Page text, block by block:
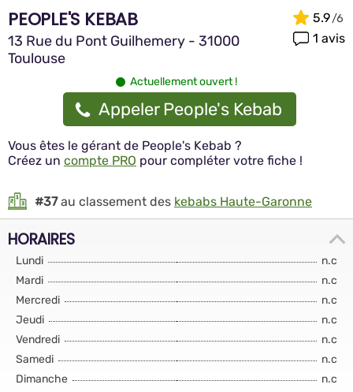
PEOPLE'S KEBAB
13 Rue du Pont Guilhemery - 31000
Toulouse
5.9
1 avis
Actuellement ouvert !
Appeler People's Kebab
Vous êtes le gérant de People's Kebab ?
Créez un compte PRO pour compléter votre fiche !
#37au classement des kebabs Haute-Garonne
HORAIRES
Lundi
n.c
Mardi
n.c
Mercredi
n.c
Jeudi
n.c
Vendredi
n.c
Samedi
n.c
Dimanche
n.c